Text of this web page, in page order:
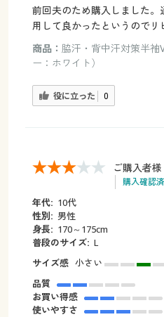
前回夫のため購入しました
用して良かったというのでリ
商品： 脇汗・背中汗対策半袖
ー：ホワイト）
役に立った 0
ご購入者様
購入確認
年代: 10代
性別: 男性
身長: 170～175cm
普段のサイズ: L
サイズ感 小さい
品質
お買い得感
使いやすさ